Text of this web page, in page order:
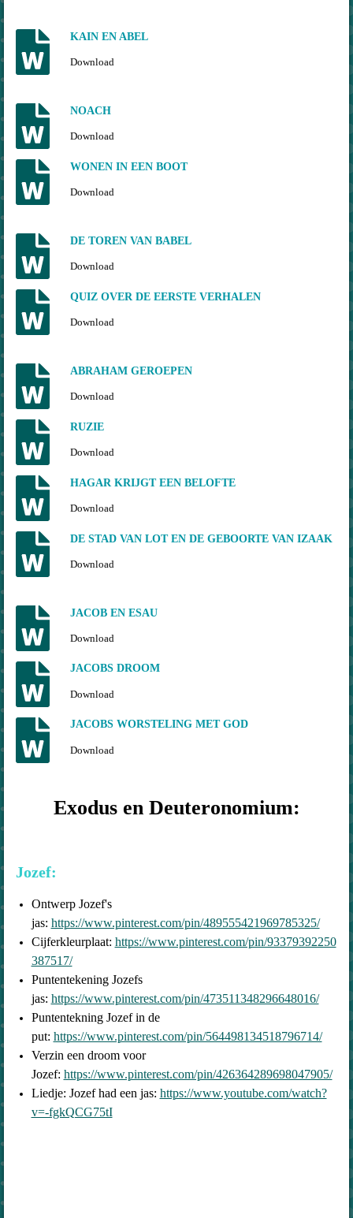
KAIN EN ABEL
Download
NOACH
Download
WONEN IN EEN BOOT
Download
DE TOREN VAN BABEL
Download
QUIZ OVER DE EERSTE VERHALEN
Download
ABRAHAM GEROEPEN
Download
RUZIE
Download
HAGAR KRIJGT EEN BELOFTE
Download
DE STAD VAN LOT EN DE GEBOORTE VAN IZAAK
Download
JACOB EN ESAU
Download
JACOBS DROOM
Download
JACOBS WORSTELING MET GOD
Download
Exodus en Deuteronomium:
Jozef:
Ontwerp Jozef's
jas: https://www.pinterest.com/pin/489555421969785325/
Cijferkleurplaat: https://www.pinterest.com/pin/93379392250
387517/
Puntentekening Jozefs
jas: https://www.pinterest.com/pin/473511348296648016/
Puntentekning Jozef in de
put: https://www.pinterest.com/pin/564498134518796714/
Verzin een droom voor
Jozef: https://www.pinterest.com/pin/426364289698047905/
Liedje: Jozef had een jas: https://www.youtube.com/watch?
v=-fgkQCG75tI